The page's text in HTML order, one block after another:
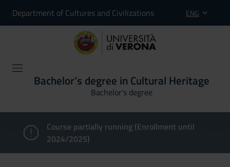
Department of Cultures and Civilizations ENG
Bachelor’s degree in Cultural Heritage
Bachelor's degree
Course partially running (Enrollment until
2024/2025)